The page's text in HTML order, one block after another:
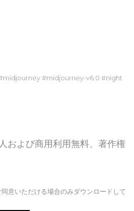
midjourney midjourney-v6.0
night
および商用利用無料、著作権
意いただける場合のみダウンロードして